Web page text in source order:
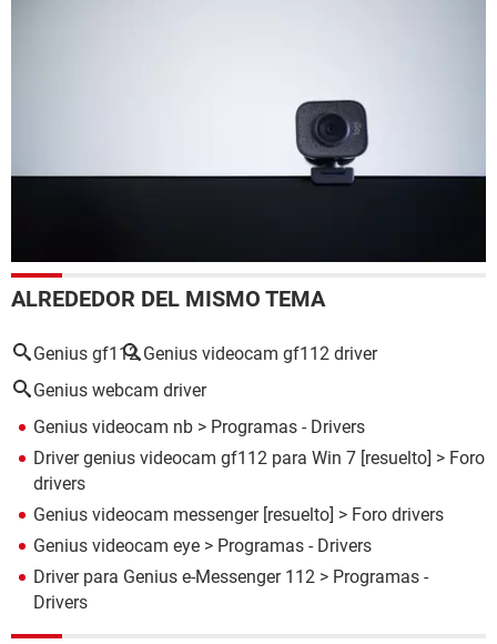
ALREDEDOR DEL MISMO TEMA
Genius gf112 Genius videocam gf112 driver
Genius webcam driver
Genius videocam nb > Programas - Drivers
Driver genius videocam gf112 para Win 7 [resuelto] > Foro
drivers
Genius videocam messenger[resuelto] > Foro drivers
Genius videocam eye > Programas - Drivers
Driver para Genius e-Messenger 112 > Programas -
Drivers